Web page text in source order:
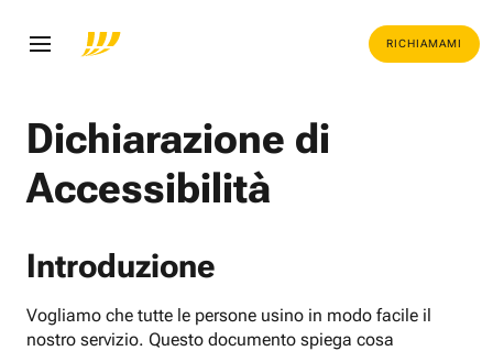
RICHIAMAMI
Dichiarazione di
Accessibilità
Introduzione
Vogliamo che tutte le persone usino in modo facile il
nostro servizio. Questo documento spiega cosa